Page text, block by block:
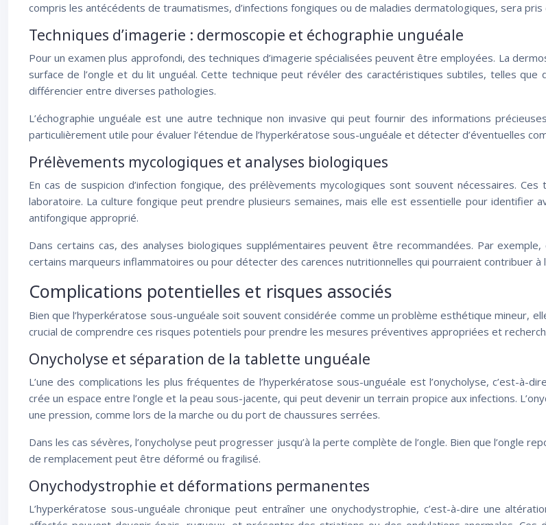
compris les antécédents de traumatismes, d’infections fongiques ou de maladies dermatologiques, sera
Techniques d’imagerie : dermoscopie et échographie unguéale
Pour un examen plus approfondi, des techniques d’imagerie spécialisées peuvent être employées. La
surface de l’ongle et du lit unguéal. Cette technique peut révéler des caractéristiques subtiles, telles
différencier entre diverses pathologies.
L’échographie unguéale est une autre technique non invasive qui peut fournir des informations
particulièrement utile pour évaluer l’étendue de l’hyperkératose sous-unguéale et détecter d’éventuelles
Prélèvements mycologiques et analyses biologiques
En cas de suspicion d’infection fongique, des prélèvements mycologiques sont souvent nécessaires.
laboratoire. La culture fongique peut prendre plusieurs semaines, mais elle est essentielle pour identifier
antifongique approprié.
Dans certains cas, des analyses biologiques supplémentaires peuvent être recommandées. Par
certains marqueurs inflammatoires ou pour détecter des carences nutritionnelles qui pourraient contribuer à
Complications potentielles et risques associés
Bien que l’hyperkératose sous-unguéale soit souvent considérée comme un problème esthétique mineur,
crucial de comprendre ces risques potentiels pour prendre les mesures préventives appropriées et
Onycholyse et séparation de la tablette unguéale
L’une des complications les plus fréquentes de l’hyperkératose sous-unguéale est l’onycholyse, c’est-
crée un espace entre l’ongle et la peau sous-jacente, qui peut devenir un terrain propice aux infections.
une pression, comme lors de la marche ou du port de chaussures serrées.
Dans les cas sévères, l’onycholyse peut progresser jusqu’à la perte complète de l’ongle. Bien que l’ongle
de remplacement peut être déformé ou fragilisé.
Onychodystrophie et déformations permanentes
L’hyperkératose sous-unguéale chronique peut entraîner une onychodystrophie, c’est-à-dire une